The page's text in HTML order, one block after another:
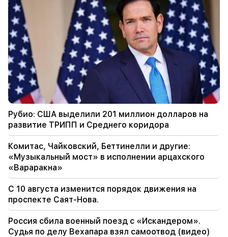
18:44
Рубио: США выделили 201 миллион долларов
на развитие ТРИПП и Среднего коридора
18:34
Я готов работать над развитием
двусторонних отношений. Министр
иностранных дел Китая Мирзоян
18:00
Я должен доказать, что я достоин на поле.
Мхитарян о своем будущем в «Интере».
17:42
Пашинян: ТРИПП изменит положение
Армении на глобальной инвестиционной
17:34
Великобритания готовится к новой волне
тепла. температура достигнет 36°C
Рубио: США выделили 201 миллион долларов на
развитие ТРИПП и Среднего коридора
Комитас, Чайковский, Беттинелли и другие:
«Музыкальный мост» в исполнении арцахского
«Вараракна»
С 10 августа изменится порядок движения на
проспекте Саят-Нова.
Россия сбила военный поезд с «Искандером».
Судья по делу Вехапара взял самоотвод (видео)